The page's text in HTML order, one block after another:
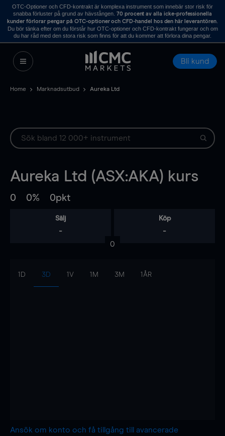
OTC-Optioner och CFD-kontrakt är komplexa instrument som innebär stor risk för
snabba förluster på grund av hävstången. 70 procent av alla icke-professionella
kunder förlorar pengar på OTC-optioner och CFD-handel hos den här leverantören.
Du bör tänka efter om du förstår hur OTC-optioner och CFD-kontrakt fungerar och om
du har råd med den stora risk som finns för att du kommer att förlora dina pengar.
Bli kund
Home Marknadsutbud Aureka Ltd
Aureka Ltd (ASX:AKA) kurs
0 0% 0pkt
Sälj
-
Köp
-
0
1D 3D 1V 1M 3M 1ÅR
Ansök om konto och få tillgång till avancerade